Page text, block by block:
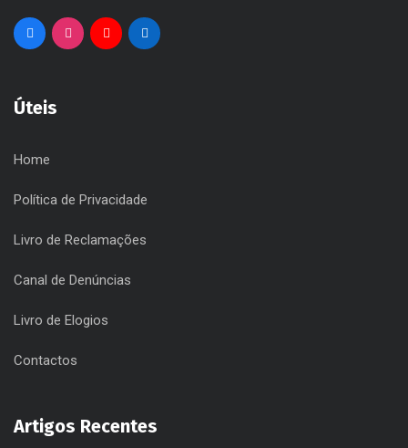
Úteis
Home
Política de Privacidade
Livro de Reclamações
Canal de Denúncias
Livro de Elogios
Contactos
Artigos Recentes